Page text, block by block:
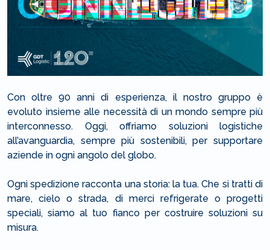
Con oltre 90 anni di esperienza, il nostro gruppo è
evoluto insieme alle necessità di un mondo sempre più
interconnesso. Oggi, offriamo soluzioni logistiche
all’avanguardia, sempre più sostenibili, per supportare
aziende in ogni angolo del globo.
Ogni spedizione racconta una storia: la tua. Che si tratti di
mare, cielo o strada, di merci refrigerate o progetti
speciali, siamo al tuo fianco per costruire soluzioni su
misura.